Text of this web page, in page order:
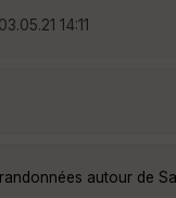
14:11
randonnées autour de